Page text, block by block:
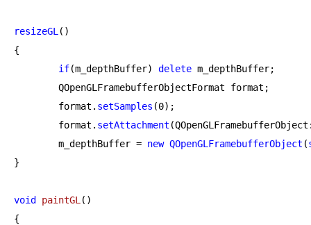
resizeGL ()
{
if(m_depthBuffer) delete m_depthBuffer;
	format.
setSamples (0);
	format.
setAttachment
	m_depthBuffer =
new QOpenGLFramebufferObject (
}
void paintGL ()
{